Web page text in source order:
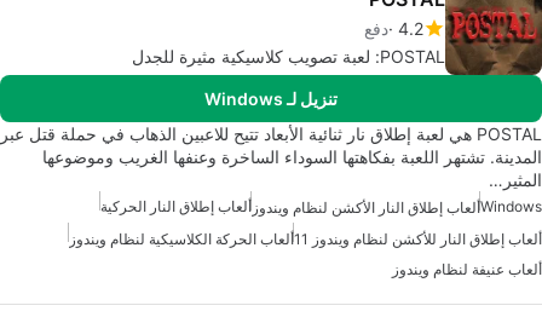
4.2 دفع
POSTAL: لعبة تصويب كلاسيكية مثيرة للجدل
تنزيل لـ Windows
POSTAL هي لعبة إطلاق نار ثنائية الأبعاد تتيح للاعبين الذهاب في حملة قتل عبر
المدينة. تشتهر اللعبة بفكاهتها السوداء الساخرة وعنفها الغريب وموضوعها
المثير…
Windowsألعاب إطلاق النار الأكشن لنظام ويندوز ألعاب إطلاق النار الحركية
ألعاب إطلاق النار للأكشن لنظام ويندوز 11
ألعاب الحركة الكلاسيكية لنظام ويندوز
ألعاب عنيفة لنظام ويندوز